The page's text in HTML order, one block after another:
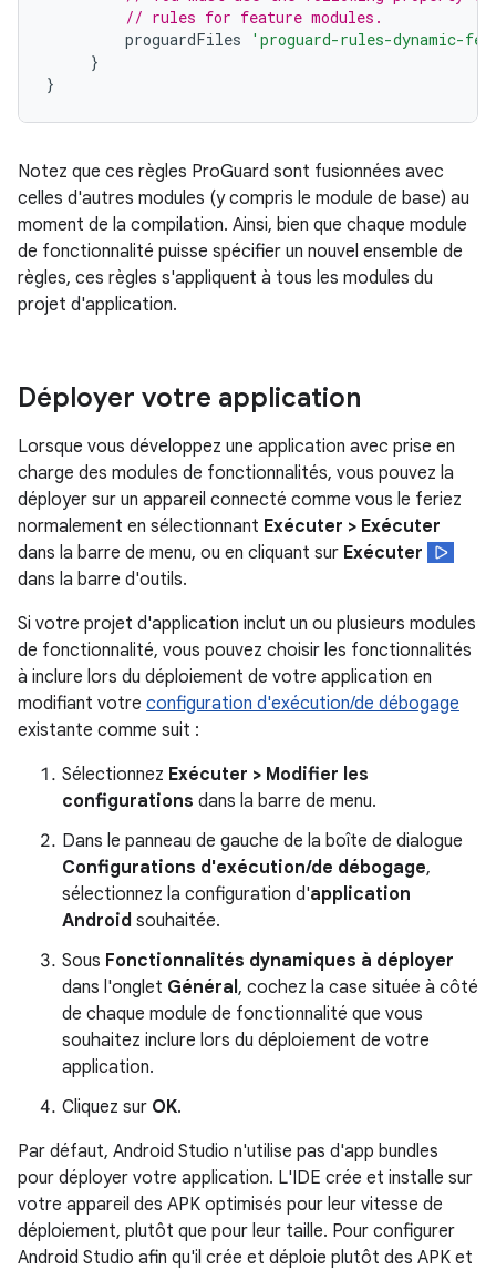
// rules for feature modules.
proguardFiles
'proguard-rules-dynamic-
}
}
Notez que ces règles ProGuard sont fusionnées avec
celles d'autres modules (y compris le module de base) au
moment de la compilation. Ainsi, bien que chaque module
de fonctionnalité puisse spécifier un nouvel ensemble de
règles, ces règles s'appliquent à tous les modules du
projet d'application.
Déployer votre application
Lorsque vous développez une application avec prise en
charge des modules de fonctionnalités, vous pouvez la
déployer sur un appareil connecté comme vous le feriez
normalement en sélectionnant Exécuter > Exécuter
dans la barre de menu, ou en cliquant sur Exécuter
dans la barre d'outils.
Si votre projet d'application inclut un ou plusieurs modules
de fonctionnalité, vous pouvez choisir les fonctionnalités
à inclure lors du déploiement de votre application en
modifiant votre configuration d'exécution/de débogage
existante comme suit :
Sélectionnez Exécuter > Modifier les
configurations dans la barre de menu.
Dans le panneau de gauche de la boîte de dialogue
Configurations d'exécution/de débogage,
sélectionnez la configuration d'application
Android souhaitée.
Sous Fonctionnalités dynamiques à déployer
dans l'onglet Général, cochez la case située à côté
de chaque module de fonctionnalité que vous
souhaitez inclure lors du déploiement de votre
application.
Cliquez sur OK.
Par défaut, Android Studio n'utilise pas d'app bundles
pour déployer votre application. L'IDE crée et installe sur
votre appareil des APK optimisés pour leur vitesse de
déploiement, plutôt que pour leur taille. Pour configurer
Android Studio afin qu'il crée et déploie plutôt des APK et